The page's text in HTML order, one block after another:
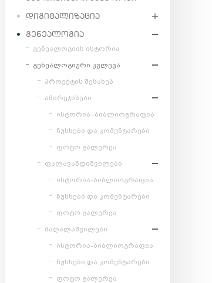
ᲓᲘᲒᲘᲢᲐᲚᲘᲖᲐᲪᲘᲐ
ᲒᲔᲜᲔᲐᲚᲝᲒᲘᲐ
გენეალოგიის ისტორია
გენეალოგიური კვლევა
პროექტის შესახებ
ამირეჯიბები
ისტორია–ბიბლიოგრაფია
ნუსხები და კომენტარები
ფოტო გალერეა
ფალავანდიშვილები
ისტორია-ბიბლიოგრაფია
ნუსხები და კომენტარები
ფოტო გალერეა
მაღალაშვილები
ისტორია-ბიბლიოგრაფია
ნუსხები და კომენტარები
ფოტო გალერეა